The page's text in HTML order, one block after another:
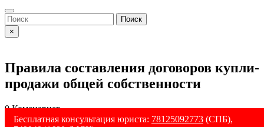
Close
Button
Search
for:
×
Правила составления договоров купли-
продажи общей собственности
0 Коменариев
Бесплатная консультация юриста: 78125092773 (СПБ),